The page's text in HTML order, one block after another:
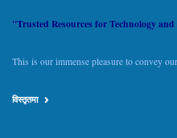
"Trusted Resources for Technology and
This is our immense pleasure to convey
विस्तृतमा